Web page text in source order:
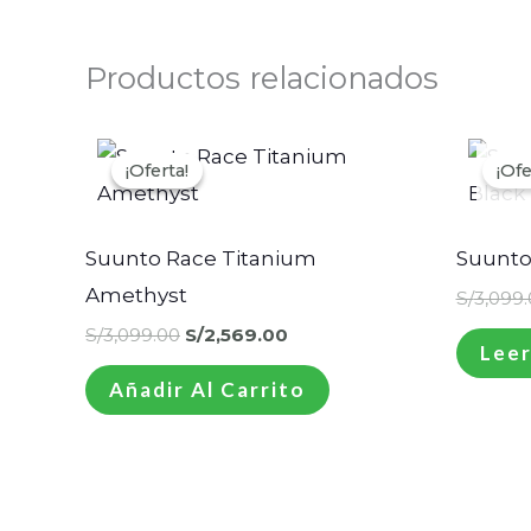
Productos relacionados
¡Oferta!
¡Oferta!
Suunto Race Titanium
Amethyst
S/3,099.00
precio
original
era:
S/2,569.00
precio
Añadir Al Carrito
S/